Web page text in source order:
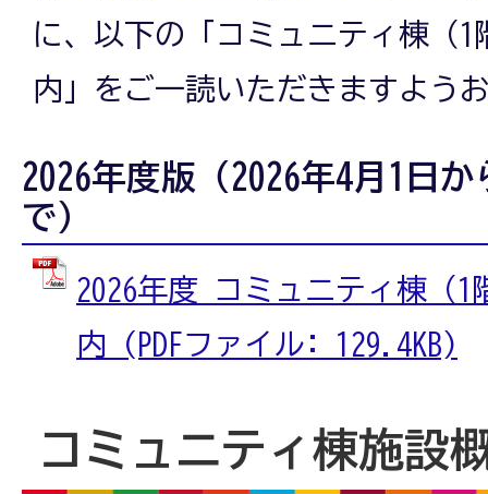
に、以下の「コミュニティ棟（
内」をご一読いただきますよう
2026年度版（2026年4月1日
で）
2026年度 コミュニティ棟（1
内 (PDFファイル: 129.4KB)
コミュニティ棟施設